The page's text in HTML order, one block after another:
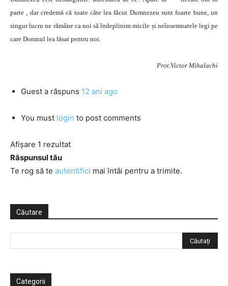
parte , dar credemă că toate câte lea făcut Dumnezeu sunt foarte bune, un
singur lucru ne rămâne ca noi să îndeplinim micile și neînsemnatele legi pe
care Domnul lea lăsat pentru noi.
Prot.Victor Mihalachi
Guest a răspuns 12 ani ago
You must login to post comments
Afișare 1 rezultat
Răspunsul tău
Te rog să te autentifici mai întâi pentru a trimite.
Căutare
Categorii